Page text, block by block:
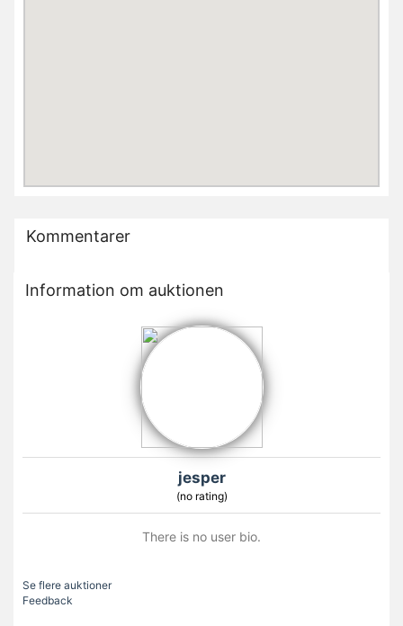
Kommentarer
Information om auktionen
jesper
(no rating)
There is no user bio.
Se flere auktioner
Feedback